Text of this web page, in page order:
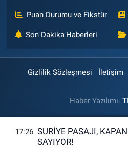
Puan Durumu ve Fikstür
Son Dakika Haberleri
Gizlilik Sözleşmesi İletişim
Haber Yazılımı:
17:26 SURİYE PASAJI,
SAYIYOR!